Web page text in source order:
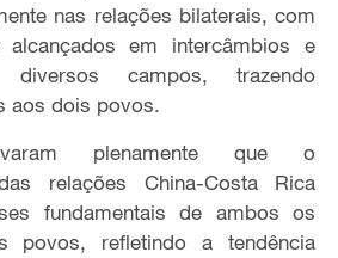
nas relações bilaterais, com
alcançados em intercâmbios e
diversos campos, trazendo
aos dois povos.
plenamente que o
relações China-Costa Rica
fundamentais de ambos os
povos, refletindo a tendência